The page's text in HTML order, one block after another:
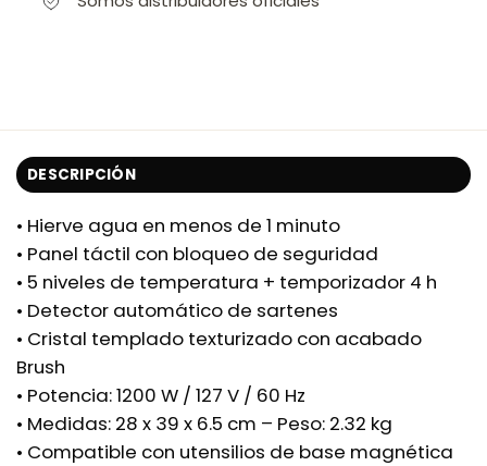
DESCRIPCIÓN
• Hierve agua en menos de 1 minuto
• Panel táctil con bloqueo de seguridad
• 5 niveles de temperatura + temporizador 4 h
• Detector automático de sartenes
• Cristal templado texturizado con acabado
Brush
• Potencia: 1200 W / 127 V / 60 Hz
• Medidas: 28 x 39 x 6.5 cm – Peso: 2.32 kg
• Compatible con utensilios de base magnética